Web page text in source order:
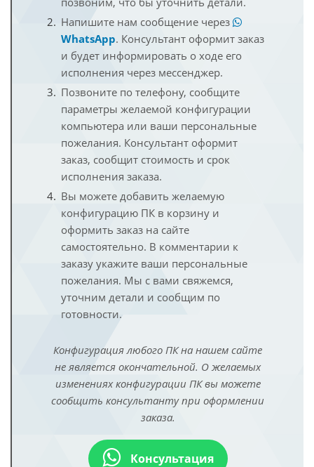
Напишите нам сообщение через
WhatsApp. Консультант оформит заказ
и будет информировать о ходе его
исполнения через мессенджер.
Позвоните по телефону, сообщите
параметры желаемой конфигурации
компьютера или ваши персональные
пожелания. Консультант оформит
заказ, сообщит стоимость и срок
исполнения заказа.
Вы можете добавить желаемую
конфигурацию ПК в корзину и
оформить заказ на сайте
самостоятельно. В комментарии к
заказу укажите ваши персональные
пожелания. Мы с вами свяжемся,
уточним детали и сообщим по
готовности.
Конфигурация любого ПК на нашем сайте
не является окончательной. О желаемых
изменениях конфигурации ПК вы можете
сообщить консультанту при оформлении
заказа.
Консультация